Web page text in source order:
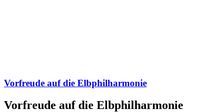
Vorfreude auf die Elbphilharmonie
Vorfreude auf die Elbphilharmonie